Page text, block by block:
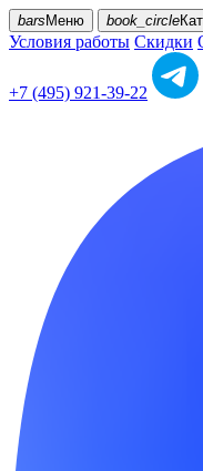
bars Меню book_circle
Условия работы Скидки
+7 (495) 921-39-22